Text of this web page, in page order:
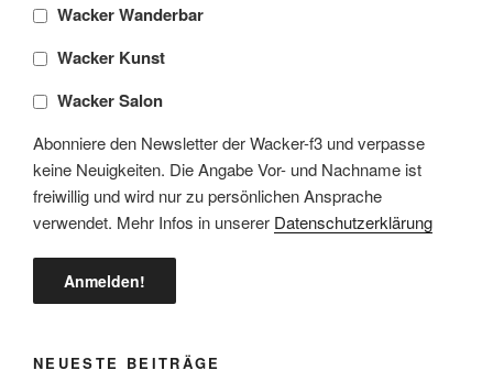
Wacker Wanderbar
Wacker Kunst
Wacker Salon
Abonniere den Newsletter der Wacker-f3 und verpasse
keine Neuigkeiten. Die Angabe Vor- und Nachname ist
freiwillig und wird nur zu persönlichen Ansprache
verwendet. Mehr Infos in unserer Datenschutzerklärung
NEUESTE BEITRÄGE